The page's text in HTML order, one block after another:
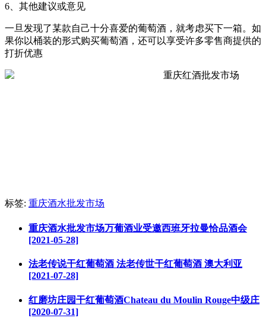
6、其他建议或意见
一旦发现了某款自己十分喜爱的葡萄酒，就考虑买下一箱。如
果你以桶装的形式购买葡萄酒，还可以享受许多零售商提供的
打折优惠
标签: 重庆酒水批发市场
重庆酒水批发市场万葡酒业受邀西班牙拉曼恰品酒会
[2021-05-28]
法老传说干红葡萄酒 法老传世干红葡萄酒 澳大利亚
[2021-07-28]
红磨坊庄园干红葡萄酒Chateau du Moulin Rouge中级庄
[2020-07-31]